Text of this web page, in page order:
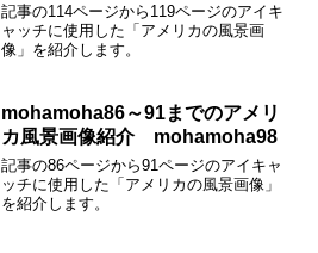
記事の114ページから119ページのアイキ
ャッチに使用した「アメリカの風景画
像」を紹介します。
mohamoha86～91までのアメリ
カ風景画像紹介 mohamoha98
記事の86ページから91ページのアイキャ
ッチに使用した「アメリカの風景画像」
を紹介します。